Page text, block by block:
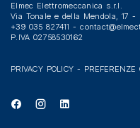
Elmec Elettromeccanica s.r.l.
Via Tonale e della Mendola, 17 -
+39 035 827411 -
P.IVA 02758530162
PRIVACY POLICY - PREFERENZE